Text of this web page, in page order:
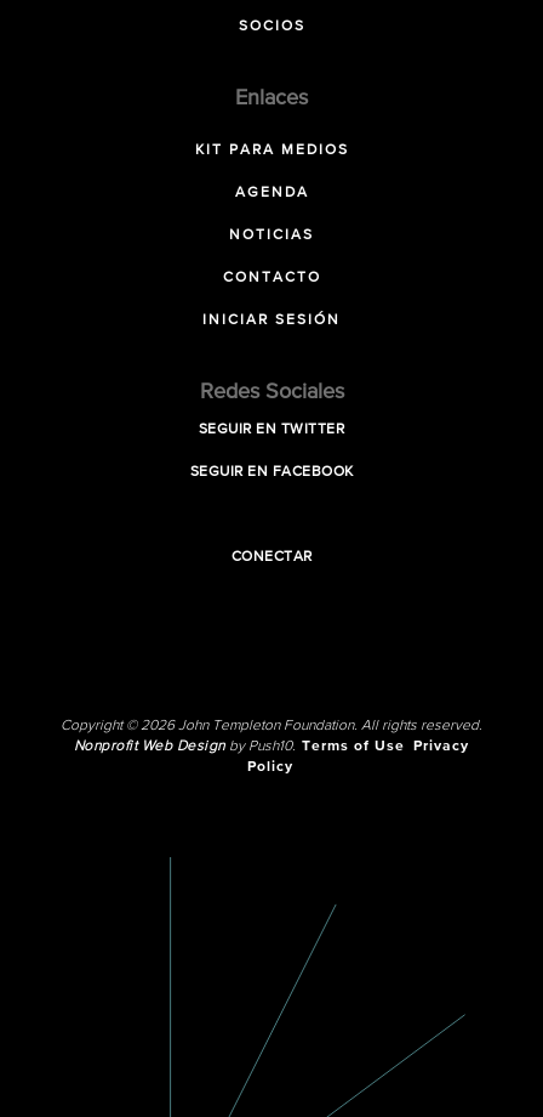
SOCIOS
Enlaces
KIT PARA MEDIOS
AGENDA
NOTICIAS
CONTACTO
INICIAR SESIÓN
Redes Sociales
SEGUIR EN TWITTER
SEGUIR EN FACEBOOK
CONECTAR
Copyright © 2026 John Templeton Foundation. All rights reserved.
Nonprofit Web Designby Push10. Terms of Use
Privacy
Policy